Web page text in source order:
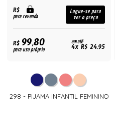
R$
para revenda
Logue-se para
ver o preço
R$99,80
para uso próprio
em até
4x R$ 24,95
298 - PIJAMA INFANTIL FEMININO